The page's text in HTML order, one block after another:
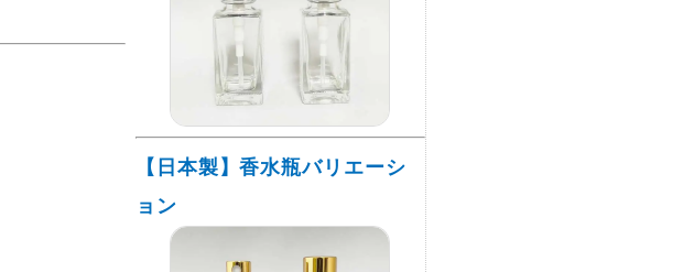
【日本製】香水瓶バリエーシ
ョン